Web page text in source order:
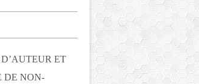
ET
DE NON-